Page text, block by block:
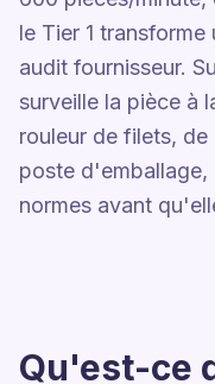
le Tier 1
audit fournisseur.
surveille la pièce à
rouleur de filets,
poste d'emballage,
normes avant
Qu'est-ce